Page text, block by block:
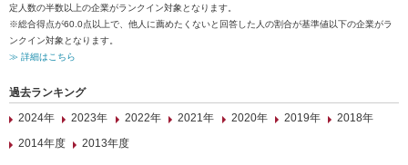
定人数の半数以上の企業がランクイン対象となります。
※総合得点が60.0点以上で、他人に薦めたくないと回答した人の割合が基準値以下の企業がラ
ンクイン対象となります。
≫ 詳細はこちら
過去ランキング
2024年
2023年 2022年 2021年 2020年 2019年
2018年
2014年度
2013年度